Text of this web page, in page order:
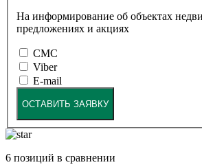
На информирование об объектах
предложениях и акциях
СМС
Viber
E-mail
ОСТАВИТЬ ЗАЯВКУ
6 позиций в сравнении